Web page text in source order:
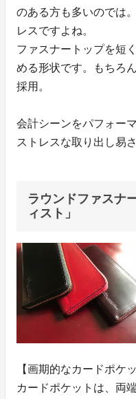
のある方も多いのでは
レスですよね。
ファスナートップを短
める形状です。もちろ
採用。
会計シーンをパフォー
ストレスな取り出し易
ラウンドファスナ
ィスト」
【画期的なカードポケッ
カードポケットは、両